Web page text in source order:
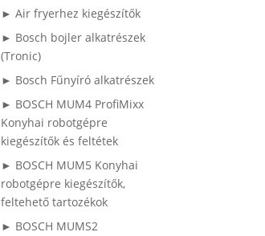
► Air fryerhez kiegészítők
► Bosch bojler alkatrészek
(Tronic)
► Bosch Fűnyíró alkatrészek
► BOSCH MUM4 ProfiMixx
Konyhai robotgépre
kiegészítők és feltétek
► BOSCH MUM5 Konyhai
robotgépre kiegészítők,
feltehető tartozékok
► BOSCH MUMS2